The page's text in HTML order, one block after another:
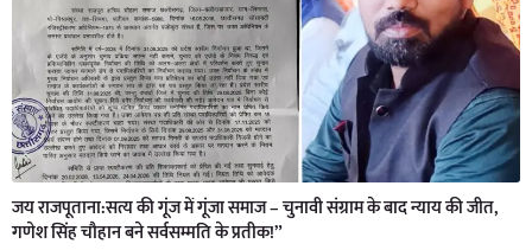
जय राजपूताना:सत्य की गूंज में गूंजा समाज – चुनावी संग्राम के बाद न्याय की जीत,
गणेश सिंह चौहान बने सर्वसम्मति के प्रतीक!”